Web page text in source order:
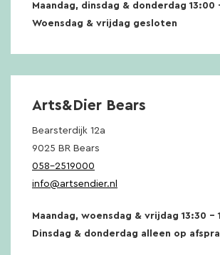
Maandag, dinsdag & donderdag 13:00
Woensdag & vrijdag gesloten
Arts&Dier Bears
Bearsterdijk 12a
9025 BR Bears
058-2519000
info@artsendier.nl
Maandag, woensdag & vrijdag 13:30 –
Dinsdag & donderdag alleen op